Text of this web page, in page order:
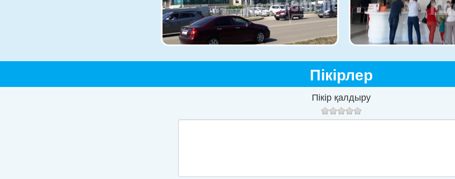
Пікірлер
Пікір қалдыру